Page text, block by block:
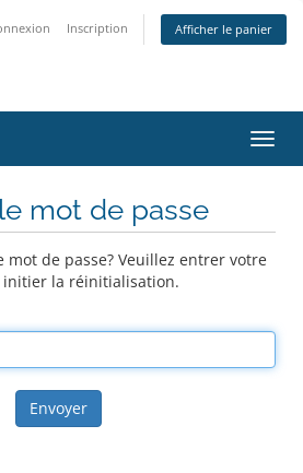
Inscription Afficher le panier
la
mot de passe
mot de passe? Veuillez entrer votre
la réinitialisation.
Envoyer